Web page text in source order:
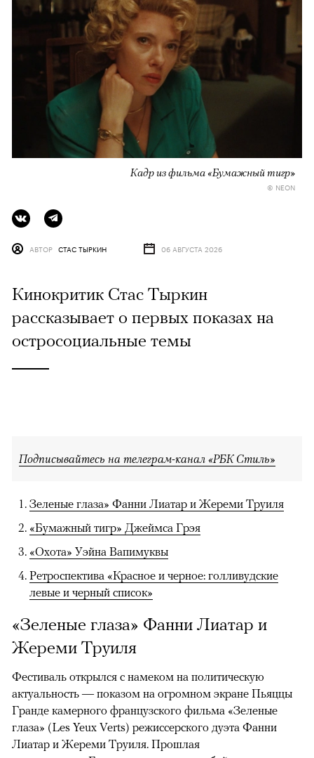
Кадр из фильма «Бумажный тигр»
© NEON
АВТОР СТАС ТЫРКИН 06 АВГУСТА 2026
Кинокритик Стас Тыркин
рассказывает о первых показах на
остросоциальные темы
Подписывайтесь на телеграм-канал «РБК Стиль»
Зеленые глаза» Фанни Лиатар и Жереми Труиля
«Бумажный тигр» Джеймса Грэя
«Охота» Уэйна Вапимуквы
Ретроспектива «Красное и черное: голливудские
левые и черный список»
«Зеленые глаза» Фанни Лиатар и
Жереми Труиля
Фестиваль открылся с намеком на политическую
актуальность — показом на огромном экране Пьяццы
Гранде камерного французского фильма «Зеленые
глаза» (Les Yeux Verts) режиссерского дуэта Фанни
Лиатар и Жереми Труиля. Прошлая